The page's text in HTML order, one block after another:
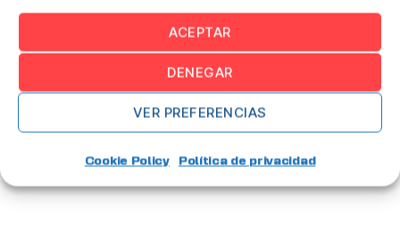
ACEPTAR
DENEGAR
VER PREFERENCIAS
Cookie Policy Política de privacidad